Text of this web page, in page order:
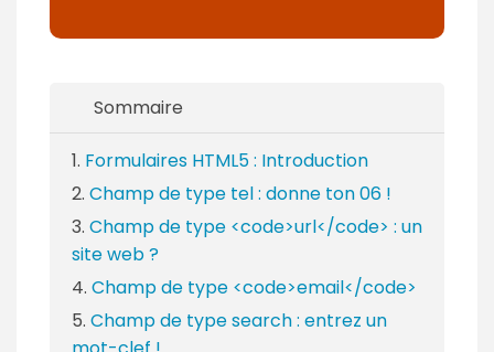
Sommaire
Formulaires HTML5 : Introduction
Champ de type tel : donne ton 06 !
Champ de type <code>url</code> : un
site web ?
Champ de type <code>email</code>
Champ de type search : entrez un